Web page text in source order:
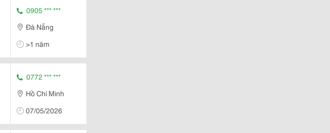
0905 *** ***
Đà Nẵng
>1 năm
0772 *** ***
Hồ Chí Minh
07/05/2026